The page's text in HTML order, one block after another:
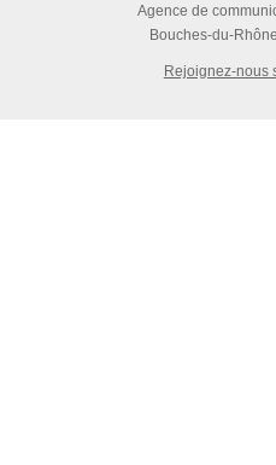
Agence de
Bouches-du-
Rejoignez-nous